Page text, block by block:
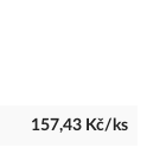
157,43 Kč/ks